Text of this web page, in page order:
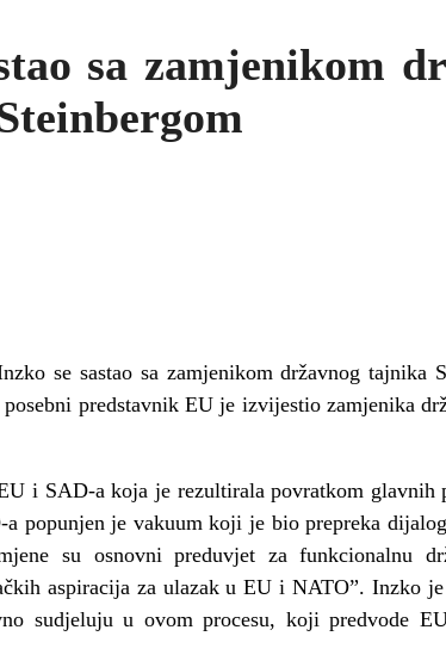
sa zamjenikom
se sastao sa zamjenikom državnog tajnika
predstavnik EU je izvijestio zamjenika
i SAD-a koja je rezultirala povratkom glavnih
popunjen je vakuum koji je bio prepreka
su osnovni preduvjet za funkcionalnu
aspiracija za ulazak u EU i NATO”. Inzko
sudjeluju u ovom procesu, koji predvode